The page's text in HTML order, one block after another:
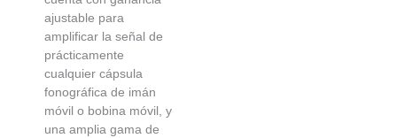
ajustable para
amplificar la señal de
prácticamente
cualquier cápsula
fonográfica de imán
móvil o bobina móvil, y
una amplia gama de